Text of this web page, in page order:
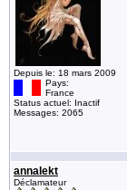
Depuis le: 18 mars 2009
Pays:
France
Status actuel: Inactif
Messages: 2065
annalekt
Déclamateur